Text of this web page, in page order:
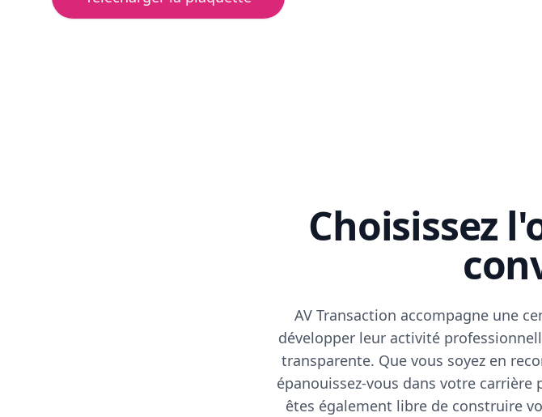
Choisissez
AV Transaction accompagne une
développer leur activité
transparente. Que vous soyez en
épanouissez-vous dans votre
êtes également libre de construire